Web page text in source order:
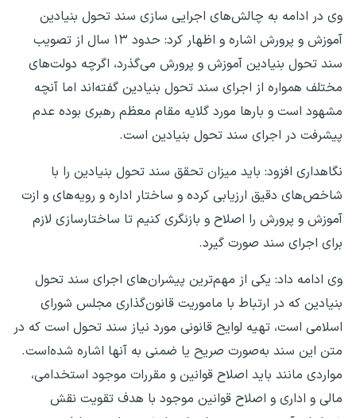
وی در ادامه به چالش‌های اجرایی سازی سند تحول بنیادین
آموزش و پرورش اشاره و اظهار کرد: حدود ۱۳ سال از تصویب
سند تحول بنیادین آموزش و پرورش می‌گذرد، اگرچه دولت‌های
مختلف همواره از اجرای سند تحول بنیادین گفته‌اند اما آنچه
مشهود است و بارها مورد گلایه مقام معظم رهبری بوده عدم
پیشرفت در اجرای سند تحول بنیادین است.
نگاهداری افزود: باید میزان تحقق سند تحول بنیادین را با
شاخص‌های دقیق ارزیابی کرده و ساختار اداره و رویه‌های و ازت
آموزش و پرورش را اصلاح و بازنگری کنیم تا ساختارسازی لازم
برای اجرای سند صورت گیرد.
وی ادامه‌ داد: یکی از مهم‌ترین پیشران‌های اجرای سند تحول
بنیادین که در ارتباط با ماموریت قانون‌گذاری مجلس شورای
اسلامی است، تهیه لوایح قانونی مورد نیاز سند تحول است که در
متن این سند به‌صورت صریح یا ضمنی به آنها اشاره شده‌است.
مواردی مانند باید اصلاح قوانین و مقررات موجود استخدامی،
مالی و اداری و اصلاح قوانین موجود با هدف تقویت نقش